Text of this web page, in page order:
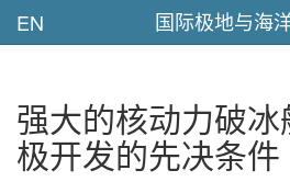
EN 国际极地与海
强大的核动力破
极开发的先决条件